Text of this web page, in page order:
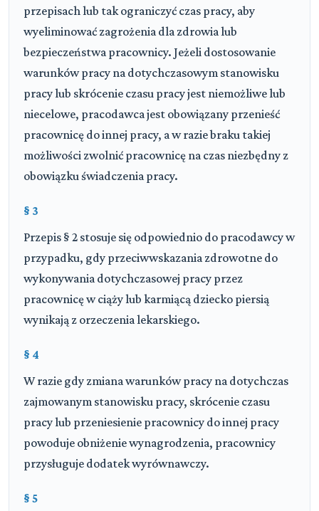
przepisach lub tak ograniczyć czas pracy, aby
wyeliminować zagrożenia dla zdrowia lub
bezpieczeństwa pracownicy. Jeżeli dostosowanie
warunków pracy na dotychczasowym stanowisku
pracy lub skrócenie czasu pracy jest niemożliwe lub
niecelowe, pracodawca jest obowiązany przenieść
pracownicę do innej pracy, a w razie braku takiej
możliwości zwolnić pracownicę na czas niezbędny z
obowiązku świadczenia pracy.
§ 3
Przepis § 2 stosuje się odpowiednio do pracodawcy w
przypadku, gdy przeciwwskazania zdrowotne do
wykonywania dotychczasowej pracy przez
pracownicę w ciąży lub karmiącą dziecko piersią
wynikają z orzeczenia lekarskiego.
§ 4
W razie gdy zmiana warunków pracy na dotychczas
zajmowanym stanowisku pracy, skrócenie czasu
pracy lub przeniesienie pracownicy do innej pracy
powoduje obniżenie wynagrodzenia, pracownicy
przysługuje dodatek wyrównawczy.
§ 5